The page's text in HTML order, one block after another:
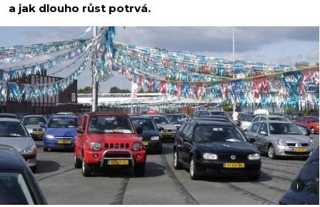
a jak dlouho růst potrvá.
i